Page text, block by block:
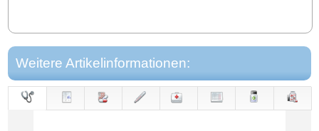
Weitere Artikelinformationen: